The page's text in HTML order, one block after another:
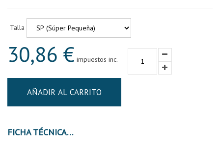
Talla
30,86 € impuestos inc.
AÑADIR AL CARRITO
FICHA TÉCNICA